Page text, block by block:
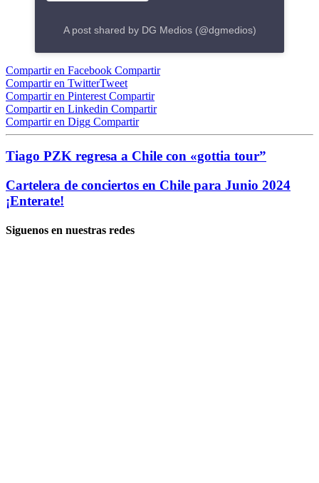
A post shared by DG Medios (@dgmedios)
Compartir en Facebook Compartir
Compartir en TwitterTweet
Compartir en Pinterest Compartir
Compartir en Linkedin Compartir
Compartir en Digg Compartir
Tiago PZK regresa a Chile con «gottia tour”
Cartelera de conciertos en Chile para Junio 2024
¡Enterate!
Siguenos en nuestras redes